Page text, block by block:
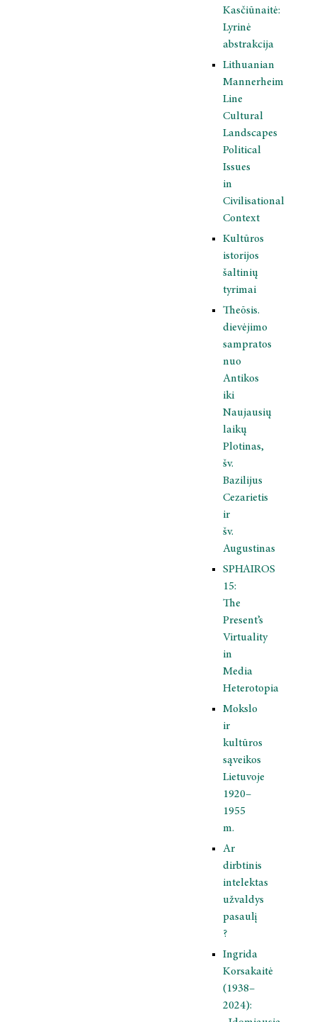
Kasčiūnaitė:
Lyrinė
abstrakcija
Lithuanian
Mannerheim
Line
Cultural
Landscapes
Political
Issues
in
Civilisational
Context
Kultūros
istorijos
šaltinių
tyrimai
Theōsis.
dievėjimo
sampratos
nuo
Antikos
iki
Naujausių
laikų
Plotinas,
šv.
Bazilijus
Cezarietis
ir
šv.
Augustinas
SPHAIROS
15:
The
Present’s
Virtuality
in
Media
Heterotopia
Mokslo
ir
kultūros
sąveikos
Lietuvoje
1920–
1955
m.
Ar
dirbtinis
intelektas
užvaldys
pasaulį
?
Ingrida
Korsakaitė
(1938–
2024):